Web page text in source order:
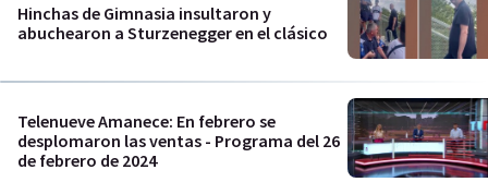
Hinchas de Gimnasia insultaron y
abuchearon a Sturzenegger en el clásico
Telenueve Amanece: En febrero se
desplomaron las ventas - Programa del 26
de febrero de 2024